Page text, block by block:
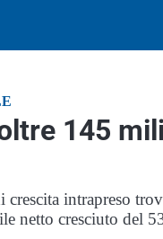
145
intrapreso
netto cresciuto del